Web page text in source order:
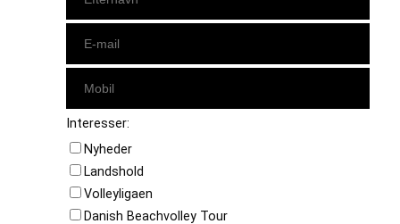
Interesser:
Nyheder
Landshold
Volleyligaen
Danish Beachvolley Tour